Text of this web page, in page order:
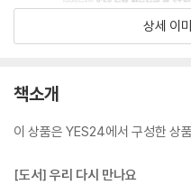
상세 이
책소개
이 상품은 YES24에서 구성한 상
[도서] 우리 다시 만나요